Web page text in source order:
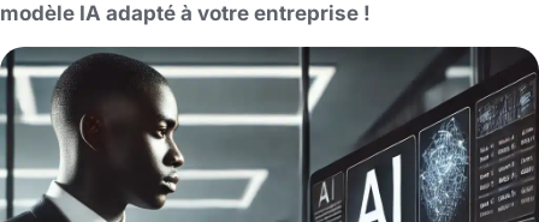
modèle IA adapté à votre entreprise !